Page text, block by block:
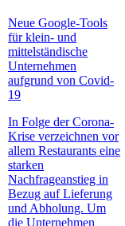
Neue Google-Tools
für klein- und
mittelständische
Unternehmen
aufgrund von Covid-
19
In Folge der Corona-
Krise verzeichnen vor
allem Restaurants eine
starken
Nachfrageanstieg in
Bezug auf Lieferung
und Abholung. Um
die Unternehmen